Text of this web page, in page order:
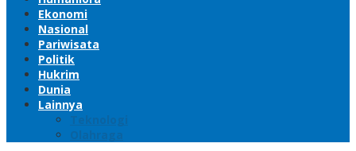
Ekonomi
Nasional
Pariwisata
Politik
Hukrim
Dunia
Lainnya
Teknologi
Olahraga